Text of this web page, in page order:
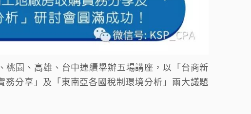
桃園、高雄、台中連續舉辦五場講座，以「台商新
分享」及「東南亞各國稅制環境分析」兩大議題